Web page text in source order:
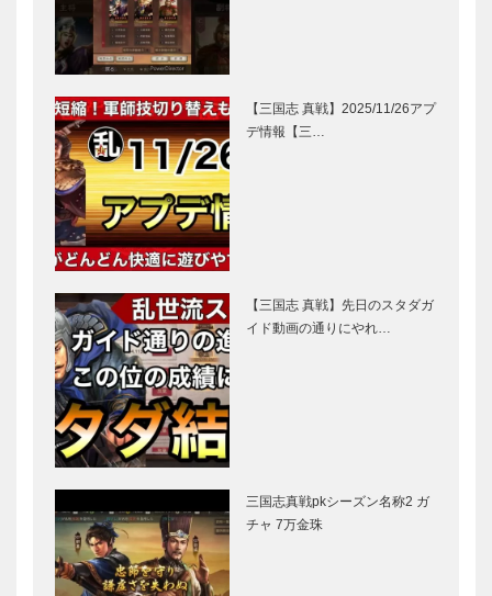
【三国志 真戦】2025/11/26アプ
デ情報【三…
【三国志 真戦】先日のスタダガ
イド動画の通りにやれ…
三国志真戦pkシーズン名称2 ガ
チャ 7万金珠